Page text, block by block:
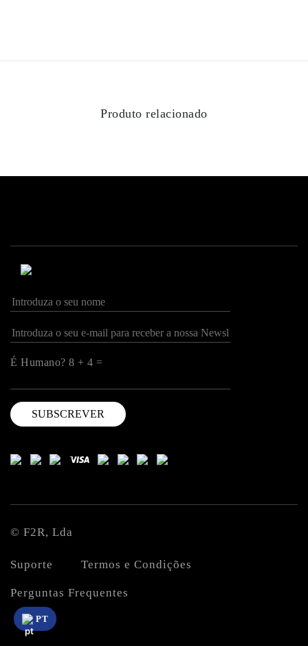
Produto relacionado
É Humano? 8 + 4 =
© F2R, Lda
Suporte Termos e Condições
Perguntas Frequentes
PT